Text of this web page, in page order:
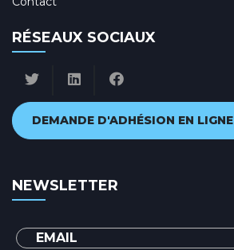
RÉSEAUX SOCIAUX
DEMANDE D'ADHÉSION EN LIGNE
NEWSLETTER